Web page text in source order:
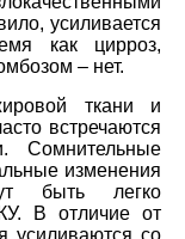
усиливается
как цирроз,
– нет.
ткани и
встречаются
Сомнительные
изменения
быть легко
В отличие от
усиливаются со